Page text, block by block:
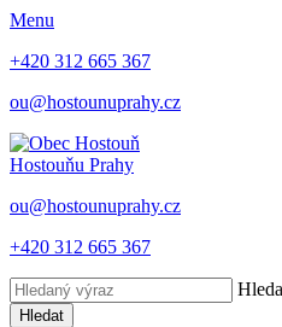
Menu
+420 312 665 367
ou@hostounuprahy.cz
Hostouňu Prahy
ou@hostounuprahy.cz
+420 312 665 367
Hledat